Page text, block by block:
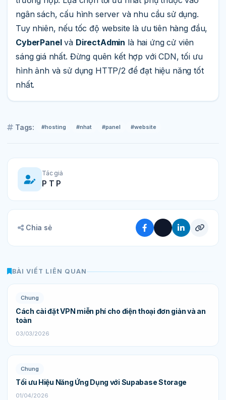
ngân sách, cấu hình server và nhu cầu sử dụng.
Tuy nhiên, nếu tốc độ website là ưu tiên hàng đầu,
CyberPanelvà DirectAdmin là hai ứng cử viên
sáng giá nhất. Đừng quên kết hợp với CDN, tối ưu
hình ảnh và sử dụng HTTP/2 để đạt hiệu năng tốt
nhất.
Tags: #hosting #nhat #panel #website
Tác giả
P T P
Chia sẻ
BÀI VIẾT LIÊN QUAN
Chung
Cách cài đặt VPN miễn phí cho điện thoại đơn giản và an
toàn
03/03/2026
Chung
Tối ưu Hiệu Năng Ứng Dụng với Supabase Storage
01/04/2026